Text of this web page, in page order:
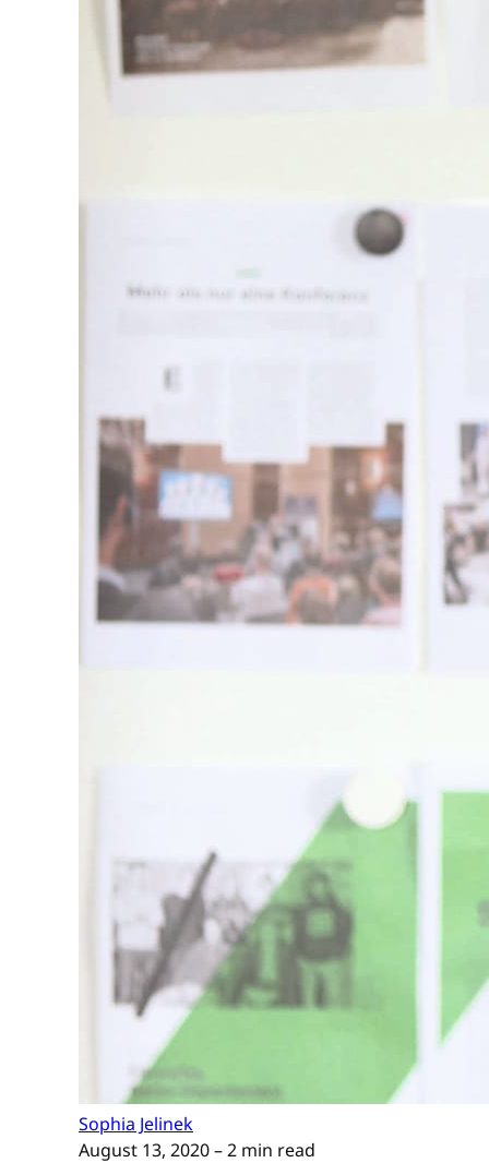
Sophia Jelinek
August 13, 2020– 2 min read